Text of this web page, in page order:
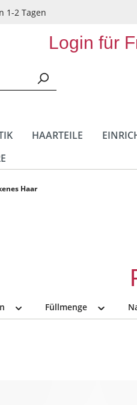
1-2 Tagen
Login für
HAARTEILE
Haar
Füllmenge